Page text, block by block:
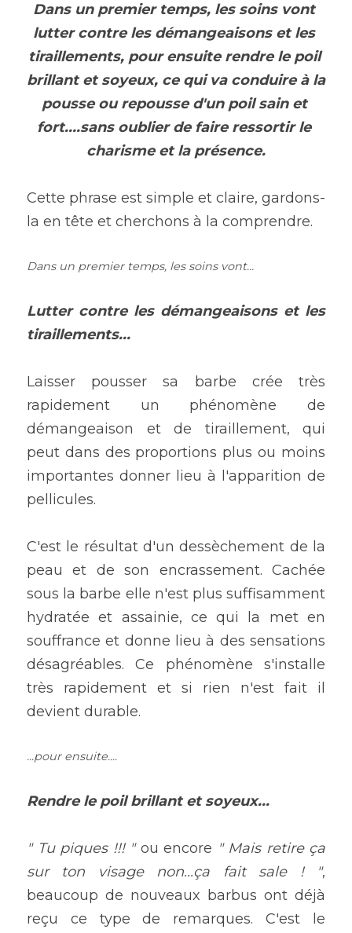
Dans un premier temps, les soins vont
lutter contre les démangeaisons et les
tiraillements, pour ensuite rendre le poil
brillant et soyeux, ce qui va conduire à la
pousse ou repousse d'un poil sain et
fort....sans oublier de faire ressortir le
charisme et la présence.
Cette phrase est simple et claire, gardons-
la en tête et cherchons à la comprendre.
Dans un premier temps, les soins vont...
Lutter contre les démangeaisons et les
tiraillements...
Laisser pousser sa barbe crée très
rapidement un phénomène de
démangeaison et de tiraillement, qui
peut dans des proportions plus ou moins
importantes donner lieu à l'apparition de
pellicules.
C'est le résultat d'un dessèchement de la
peau et de son encrassement. Cachée
sous la barbe elle n'est plus suffisamment
hydratée et assainie, ce qui la met en
souffrance et donne lieu à des sensations
désagréables. Ce phénomène s'installe
très rapidement et si rien n'est fait il
devient durable.
...pour ensuite....
Rendre le poil brillant et soyeux...
" Tu piques !!! " ou encore " Mais retire ça
sur ton visage non...ça fait sale ! ",
beaucoup de nouveaux barbus ont déjà
reçu ce type de remarques. C'est le